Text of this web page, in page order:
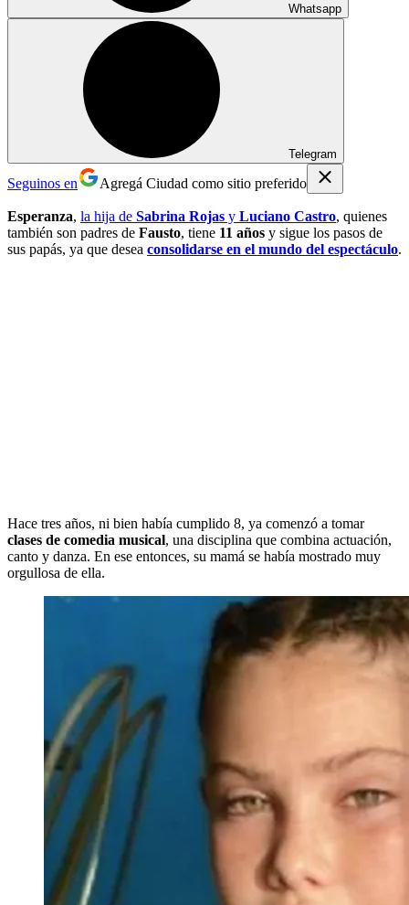
Whatsapp
Telegram
Seguinos en Agregá Ciudad como sitio preferido
Esperanza, la hija de Sabrina Rojas y Luciano Castro, quienes
también son padres de Fausto, tiene 11 años y sigue los pasos de
sus papás, ya que desea consolidarse en el mundo del espectáculo.
Hace tres años, ni bien había cumplido 8, ya comenzó a tomar
clases de comedia musical, una disciplina que combina actuación,
canto y danza. En ese entonces, su mamá se había mostrado muy
orgullosa de ella.